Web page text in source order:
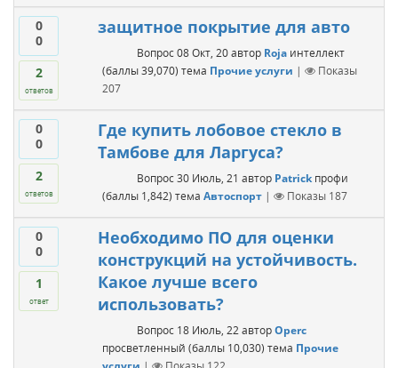
0
0
2
ответов
защитное покрытие для авто
Вопрос 08 Окт, 20 автор Roja интеллект
(баллы39,070) тема Прочие услуги |
Показы
207
0
0
2
ответов
Где купить лобовое стекло в
Тамбове для Ларгуса?
Вопрос 30 Июль, 21 автор Patrick профи
(баллы 1,842) тема Автоспорт | Показы 187
0
0
1
ответ
Необходимо ПО для оценки
конструкций на устойчивость.
Какое лучше всего
использовать?
Вопрос 18 Июль, 22 авторOperc
просветленный (баллы 10,030) тема Прочие